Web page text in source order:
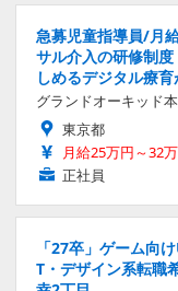
急募児童指導員/月
サル介入の研修制
しめるデジタル療
グランドオーキッド
東京都
月給25万円～32
正社員
「27卒」ゲーム向
T・デザイン系転職